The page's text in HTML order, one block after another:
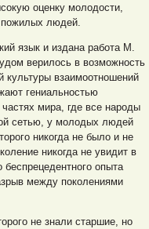
оценку молодости,
людей.
язык и издана работа М.
верилось в возможность
культуры взаимоотношений
гениальностью
мира, где все народы
сетью, у молодых людей
никогда не было и не
никогда не увидит в
опыта
между поколениями
не знали старшие, но